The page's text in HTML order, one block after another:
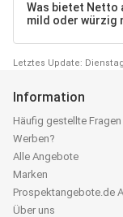
Was bietet Netto
mild oder würzig
Letztes Update:
Information
Häufig gestellte Fragen
Werben?
Alle Angebote
Marken
Prospektangebote.de
Über uns